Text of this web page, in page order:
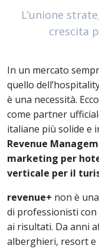
L’unione
crescita
In un mercato
quello
è una necessità.
come partner
italiane più solide e
Revenue
marketing per
verticale per il
revenue+ non è
di professionisti
ai risultati. Da anni
alberghieri, resort